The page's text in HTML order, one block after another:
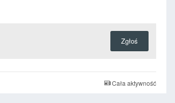
Zgłoś
Cała aktywność